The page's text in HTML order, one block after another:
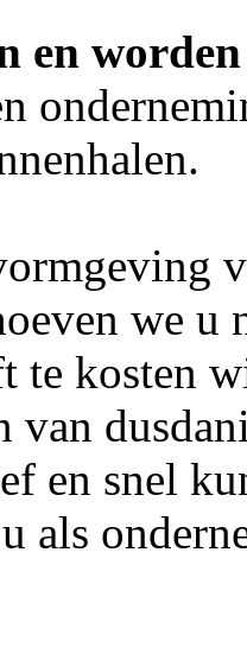
en
we u
te kosten
van
en snel
als